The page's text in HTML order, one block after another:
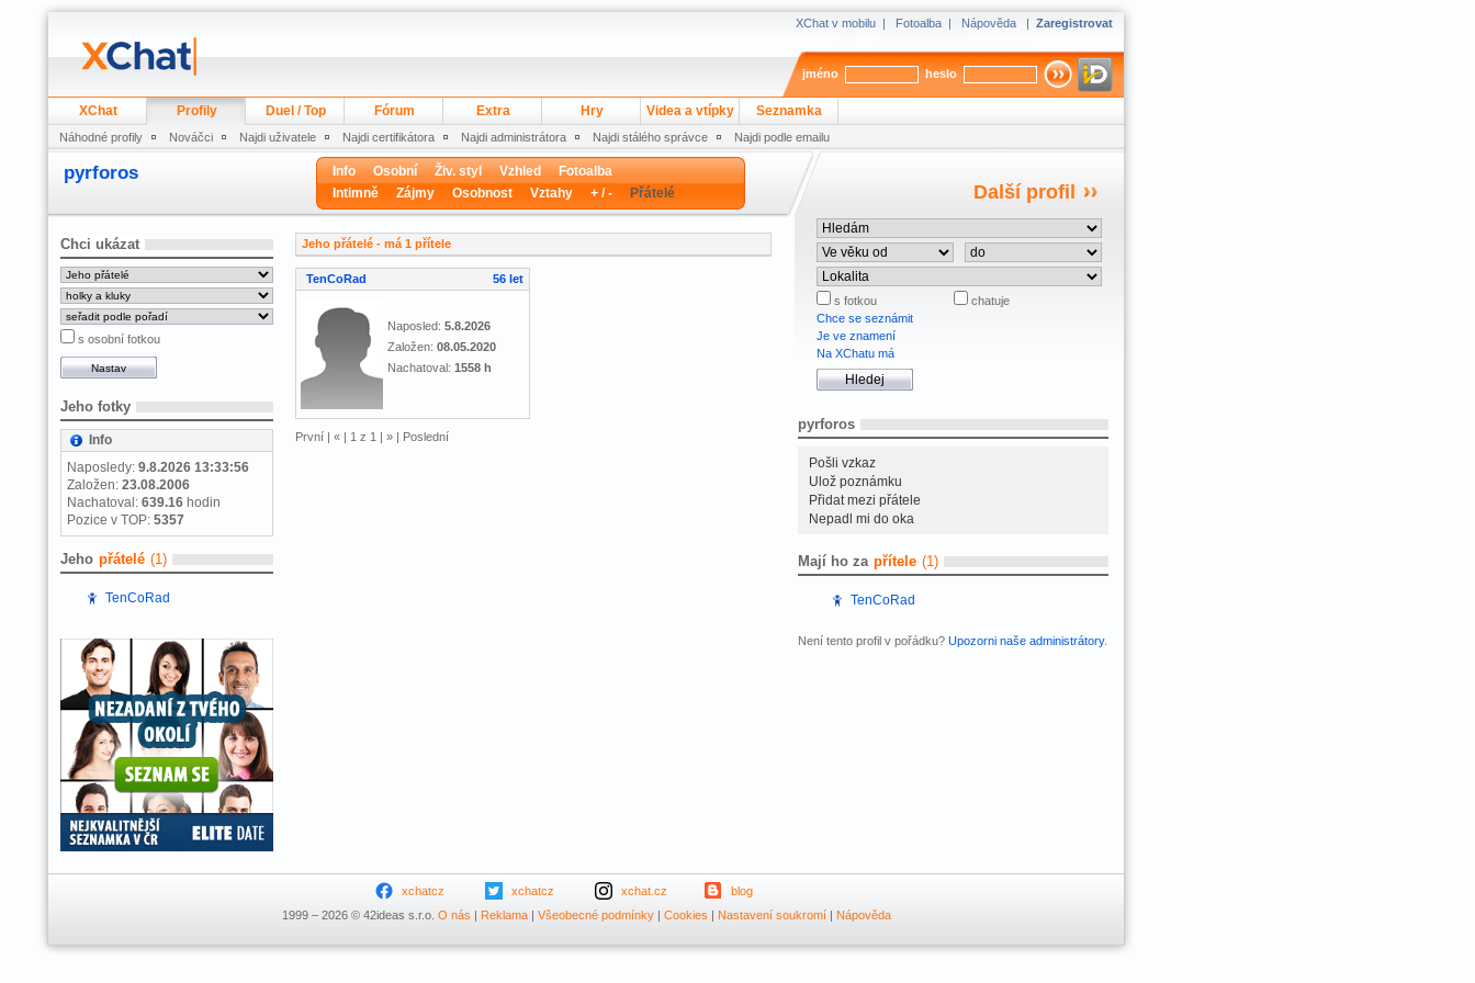
XChat v mobilu | Fotoalba | Nápověda | Zaregistrovat
jméno heslo
XChat Profily Duel / Top Fórum Extra Hry Videa a vtípky Seznamka
Náhodné profily Nováčci Najdi uživatele Najdi certifikátora Najdi administrátora Najdi stálého správce Najdi podle emailu
pyrforos Info Osobní Živ. styl Vzhled
Fotoalba
Intimně
Zájmy Osobnost Vztahy + / - Přátelé Další profil
Chci ukázat
s osobní fotkou
Jeho fotky
Info
Naposledy: 9.8.2026 13:33:56
Založen: 23.08.2006
Nachatoval: 639.16 hodin
Pozice v TOP: 5357
Jeho přátelé (1)
TenCoRad
Jeho přátelé - má 1 přítele
TenCoRad 56 let
Naposled: 5.8.2026
Založen: 08.05.2020
Nachatoval: 1558 h
První | « | 1 z 1 | » | Poslední
s fotkou
chatuje
Chce se seznámit
Je ve znamení
Na XChatu má
pyrforos
Pošli vzkaz
Ulož poznámku
Přidat mezi přátele
Nepadl mi do oka
Mají ho za přítele (1)
TenCoRad
Není tento profil v pořádku? Upozorni naše administrátory.
xchatcz xchatcz xchat.cz
blog
1999 – 2026 © 42ideas s.r.o. O nás | Reklama| Všeobecné podmínky| Cookies | Nastavení soukromí| Nápověda